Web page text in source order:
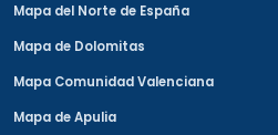
Mapa del Norte de España
Mapa de Dolomitas
Mapa Comunidad Valenciana
Mapa de Apulia